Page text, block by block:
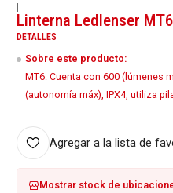
|
Linterna Ledlenser
DETALLES
Sobre este producto:
MT6: Cuenta con 600 (lúmenes
(autonomía máx), IPX4, utiliza
Agregar a la lista de
Mostrar stock de